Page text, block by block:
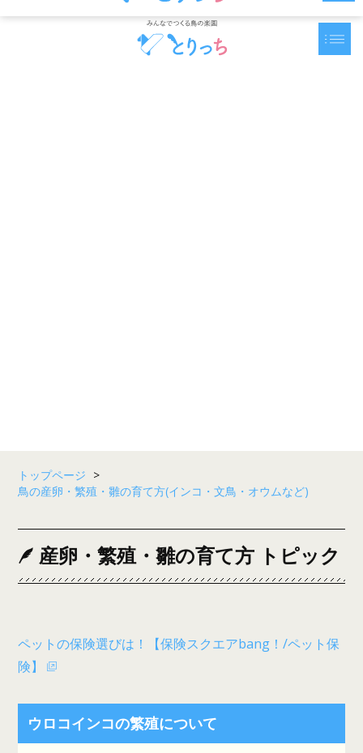
トップページ >
鳥の産卵・繁殖・雛の育て方(インコ・文鳥・オウムなど)
産卵・繁殖・雛の育て方 トピック
ペットの保険選びは！【保険スクエアbang！/ペット保
険】
ウロコインコの繁殖について